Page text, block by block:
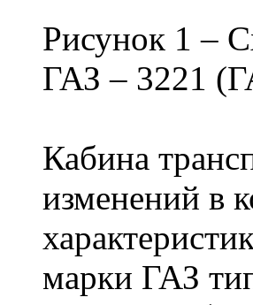
Рисунок 1 –
ГАЗ – 3221
Кабина
изменений в
марки ГАЗ